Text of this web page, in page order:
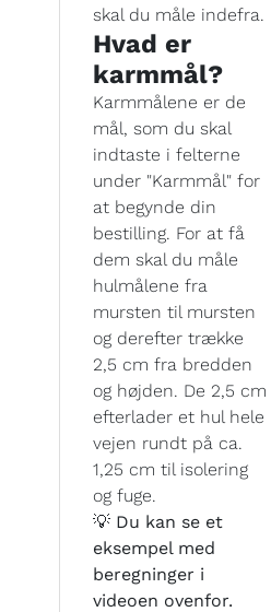
skal du måle indefra.
Hvad er
karmmål?
Karmmålene er de
mål, som du skal
indtaste i felterne
under "Karmmål" for
at begynde din
bestilling. For at få
dem skal du måle
hulmålene fra
mursten til mursten
og derefter trække
2,5 cm fra bredden
og højden. De 2,5 cm
efterlader et hul hele
vejen rundt på ca.
1,25 cm til isolering
og fuge.
💡 Du kan se et
eksempel med
beregninger i
videoen ovenfor.